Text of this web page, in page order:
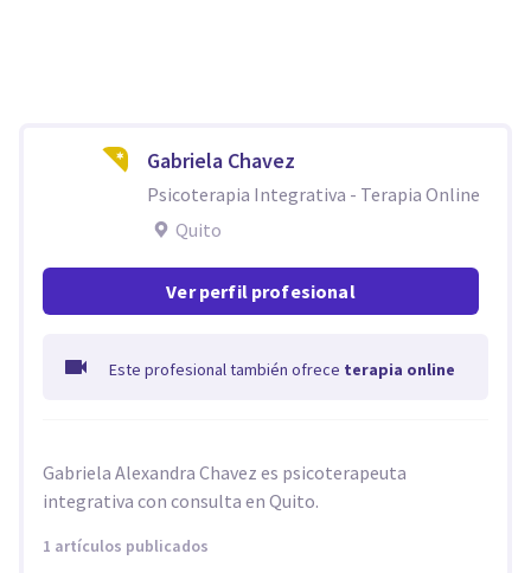
Gabriela Chavez
Psicoterapia Integrativa - Terapia Online
Quito
Ver perfil profesional
Este profesional también ofrece terapia online
Gabriela Alexandra Chavez es psicoterapeuta
integrativa con consulta en Quito.
1 artículos publicados